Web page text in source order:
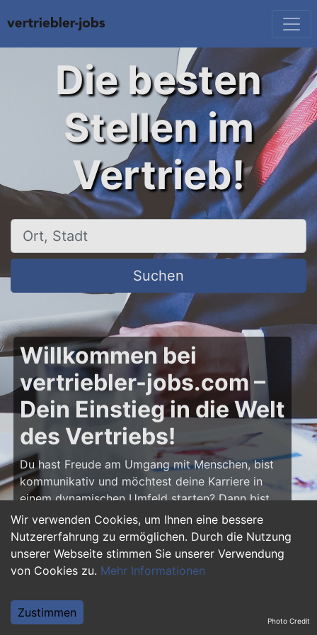
Wir verwenden Cookies, um Ihnen eine bessere
Nutzererfahrung zu ermöglichen. Durch die Nutzung
unserer Webseite stimmen Sie unserer Verwendung
von Cookies zu. Mehr Informationen
Zustimmen
Die besten
Stellen im
Vertrieb!
Ort, Stadt
Suchen
Willkommen bei
vertriebler-jobs.com –
Dein Einstieg in die Welt
des Vertriebs!
Du hast Freude am Umgang mit Menschen, bist
kommunikativ und möchtest deine Karriere in
einem dynamischen Umfeld starten? Dann bist
du aufvertriebler-jobs.comgenau richtig! Hier
findest du zahlreiche Ausbildungsplätze und
Einstiegsjobs im Vertrieb – von klassischen
Vertriebspositionen über Außendienst bis hin zu
Vertriebler und entwickle deine Talente!
Photo Credit